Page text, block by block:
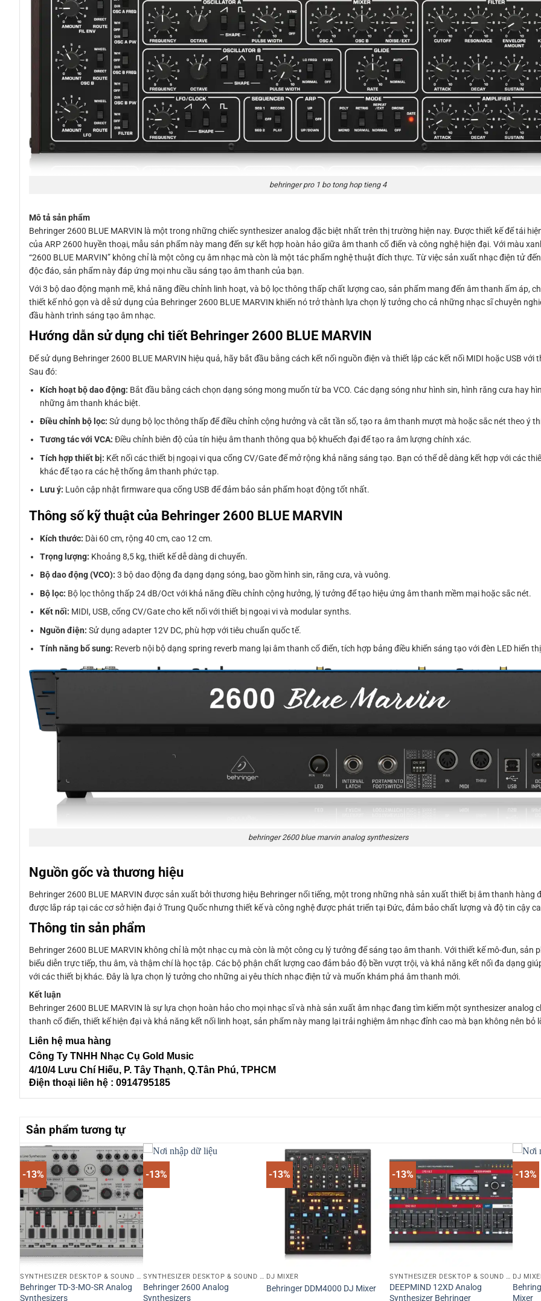
behringer pro 1 bo tong hop tieng 4
Mô tả sản phẩm
Behringer 2600 BLUE MARVIN là một trong những chiếc synthesizer analog đặc biệt nhất trên thị trường hiện nay. Được thiết kế để tái
của ARP 2600 huyền thoại, mẫu sản phẩm này mang đến sự kết hợp hoàn hảo giữa âm thanh cổ điển và công nghệ hiện đại. Với màu
“2600 BLUE MARVIN” không chỉ là một công cụ âm nhạc mà còn là một tác phẩm nghệ thuật đích thực. Từ việc sản xuất nhạc điện tử
độc đáo, sản phẩm này đáp ứng mọi nhu cầu sáng tạo âm thanh của bạn.
Với 3 bộ dao động mạnh mẽ, khả năng điều chỉnh linh hoạt, và bộ lọc thông thấp chất lượng cao, sản phẩm mang đến âm thanh ấm áp,
thiết kế nhỏ gọn và dễ sử dụng của Behringer 2600 BLUE MARVIN khiến nó trở thành lựa chọn lý tưởng cho cả những nhạc sĩ chuyên
đầu hành trình sáng tạo âm nhạc.
Hướng dẫn sử dụng chi tiết Behringer 2600 BLUE MARVIN
Để sử dụng Behringer 2600 BLUE MARVIN hiệu quả, hãy bắt đầu bằng cách kết nối nguồn điện và thiết lập các kết nối MIDI hoặc USB với
Sau đó:
Kích hoạt bộ dao động: Bắt đầu bằng cách chọn dạng sóng mong muốn từ ba VCO. Các dạng sóng như hình sin, hình răng cưa hay
những âm thanh khác biệt.
Điều chỉnh bộ lọc: Sử dụng bộ lọc thông thấp để điều chỉnh cộng hưởng và cắt tần số, tạo ra âm thanh mượt mà hoặc sắc nét theo ý
Tương tác với VCA: Điều chỉnh biên độ của tín hiệu âm thanh thông qua bộ khuếch đại để tạo ra âm lượng chính xác.
Tích hợp thiết bị: Kết nối các thiết bị ngoại vi qua cổng CV/Gate để mở rộng khả năng sáng tạo. Bạn có thể dễ dàng kết hợp với các
khác để tạo ra các hệ thống âm thanh phức tạp.
Lưu ý: Luôn cập nhật firmware qua cổng USB để đảm bảo sản phẩm hoạt động tốt nhất.
Thông số kỹ thuật của Behringer 2600 BLUE MARVIN
Kích thước: Dài 60 cm, rộng 40 cm, cao 12 cm.
Trọng lượng: Khoảng 8,5 kg, thiết kế dễ dàng di chuyển.
Bộ dao động (VCO): 3 bộ dao động đa dạng dạng sóng, bao gồm hình sin, răng cưa, và vuông.
Bộ lọc: Bộ lọc thông thấp 24 dB/Oct với khả năng điều chỉnh cộng hưởng, lý tưởng để tạo hiệu ứng âm thanh mềm mại hoặc sắc nét.
Kết nối: MIDI, USB, cổng CV/Gate cho kết nối với thiết bị ngoại vi và modular synths.
Nguồn điện: Sử dụng adapter 12V DC, phù hợp với tiêu chuẩn quốc tế.
Tính năng bổ sung: Reverb nội bộ dạng spring reverb mang lại âm thanh cổ điển, tích hợp bảng điều khiển sáng tạo với đèn LED hiển
behringer 2600 blue marvin analog synthesizers
Nguồn gốc và thương hiệu
Behringer 2600 BLUE MARVIN được sản xuất bởi thương hiệu Behringer nổi tiếng, một trong những nhà sản xuất thiết bị âm thanh hàng
được lắp ráp tại các cơ sở hiện đại ở Trung Quốc nhưng thiết kế và công nghệ được phát triển tại Đức, đảm bảo chất lượng và độ tin cậy
Thông tin sản phẩm
Behringer 2600 BLUE MARVIN không chỉ là một nhạc cụ mà còn là một công cụ lý tưởng để sáng tạo âm thanh. Với thiết kế mô-đun, sản
biểu diễn trực tiếp, thu âm, và thậm chí là học tập. Các bộ phận chất lượng cao đảm bảo độ bền vượt trội, và khả năng kết nối đa dạng
với các thiết bị khác. Đây là lựa chọn lý tưởng cho những ai yêu thích nhạc điện tử và muốn khám phá âm thanh mới.
Kết luận
Behringer 2600 BLUE MARVIN là sự lựa chọn hoàn hảo cho mọi nhạc sĩ và nhà sản xuất âm nhạc đang tìm kiếm một synthesizer analog
thanh cổ điển, thiết kế hiện đại và khả năng kết nối linh hoạt, sản phẩm này mang lại trải nghiệm âm nhạc đỉnh cao mà bạn không nên bỏ
Liên hệ mua hàng
Công Ty TNHH Nhạc Cụ Gold Music
4/10/4 Lưu Chí Hiếu, P. Tây Thạnh, Q.Tân Phú, TPHCM
Điện thoại liên hệ : 0914795185
Sản phẩm tương tự
-13%
SYNTHESIZER DESKTOP & SOUND MODULE
Behringer TD-3-MO-SR Analog
Synthesizers
-13%
SYNTHESIZER DESKTOP & SOUND MODULE
Behringer 2600 Analog
Synthesizers
-13%
DJ MIXER
Behringer DDM4000 DJ Mixer
-13%
SYNTHESIZER DESKTOP & SOUND MODULE
DEEPMIND 12XD Analog
Synthesizer Behringer
-13%
DJ
Mixer